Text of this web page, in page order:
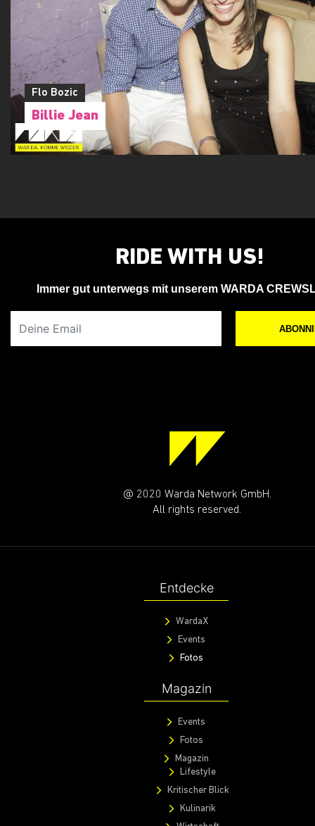
Flo Bozic
Billie Jean
RIDE WITH US!
Immer gut unterwegs mit unserem WARDA
@ 2020 Warda Network GmbH.
All rights reserved.
Entdecke
WardaX
Events
Fotos
Magazin
Events
Fotos
Magazin
Lifestyle
Kritischer Blick
Kulinarik